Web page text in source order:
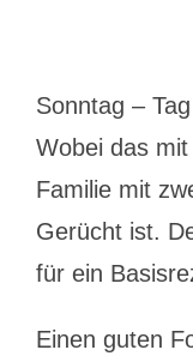
Sonntag –
Wobei das
Familie mit
Gerücht ist.
für ein
Einen guten